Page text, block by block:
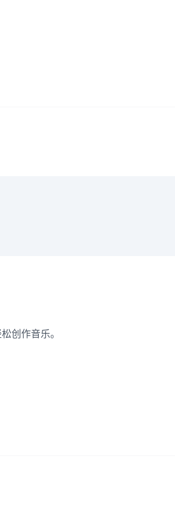
创作音乐。